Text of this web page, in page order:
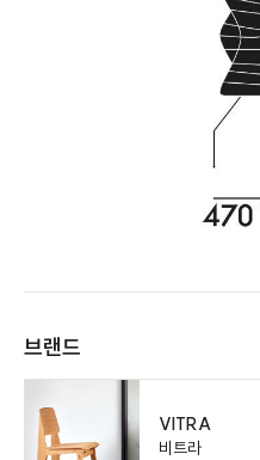
브랜드
VITRA
비트라